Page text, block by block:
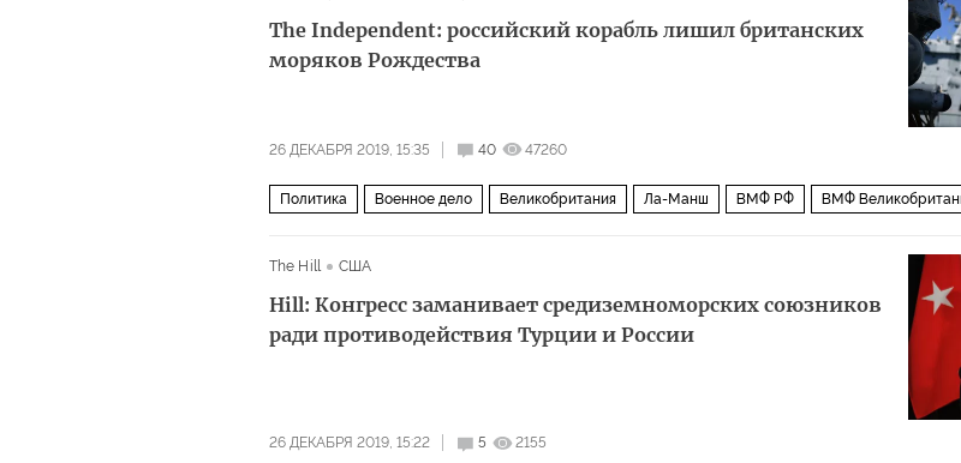
The Independent: российский корабль лишил британских
моряков Рождества
26 ДЕКАБРЯ 2019, 15:35 40 47260
Политика Военное дело Великобритания Ла-Манш ВМФ РФ ВМФ
The Hill США
Hill: Конгресс заманивает средиземноморских союзников
ради противодействия Турции и России
26 ДЕКАБРЯ 2019, 15:22 5 2155